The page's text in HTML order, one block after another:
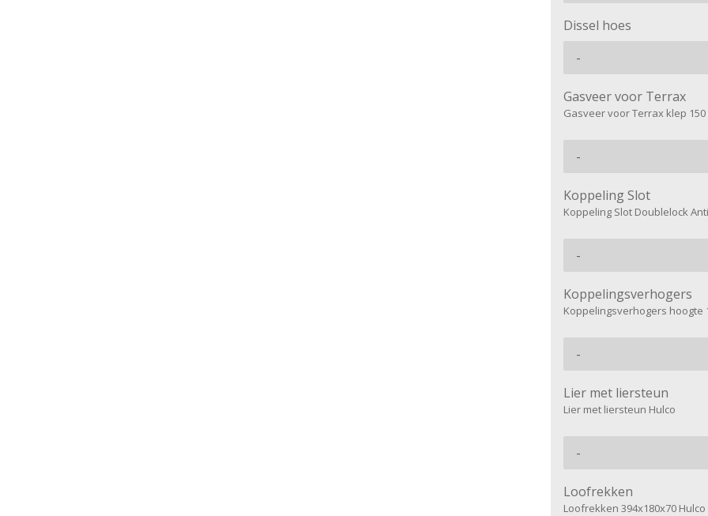
Dissel hoes
Gasveer voor Terrax
Gasveer voor Terrax klep 150
Koppeling Slot
Koppeling Slot Doublelock
Koppelingsverhogers
Koppelingsverhogers hoogte
Lier met liersteun
Lier met liersteun Hulco
Loofrekken
Loofrekken 394x180x70 Hulco